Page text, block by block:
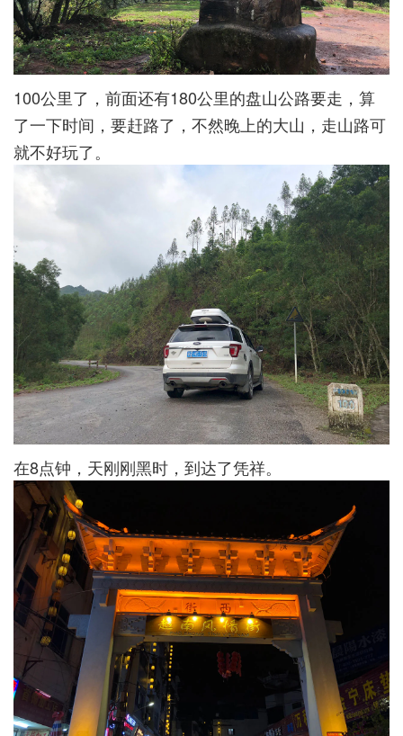
100公里了，前面还有180公里的盘山公路要走，算
了一下时间，要赶路了，不然晚上的大山，走山路可
就不好玩了。
在8点钟，天刚刚黑时，到达了凭祥。